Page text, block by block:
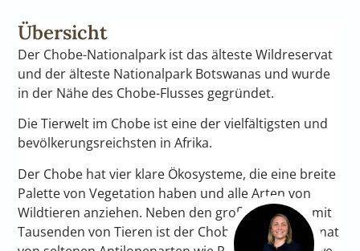
Übersicht
Der Chobe-Nationalpark ist das älteste Wildreservat
und der älteste Nationalpark Botswanas und wurde
in der Nähe des Chobe-Flusses gegründet.
Die Tierwelt im Chobe ist eine der vielfältigsten und
bevölkerungsreichsten in Afrika.
Der Chobe hat vier klare Ökosysteme, die eine breite
Palette von Vegetation haben und alle Arten von
Wildtieren anziehen. Neben den großen Herden mit
Tausenden von Tieren ist der Chobe auch die Heimat